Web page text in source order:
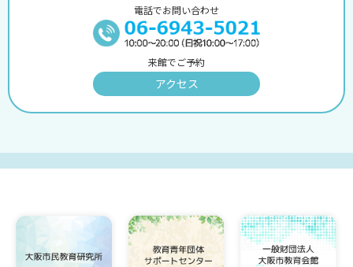
電話でお問い合わせ
来館でご予約
アクセス